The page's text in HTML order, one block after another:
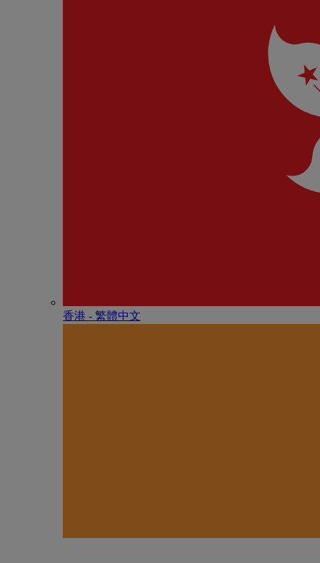
香港 - 繁體中文